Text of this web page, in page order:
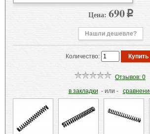
Цена: 690p
Нашли дешевле?
Количество:
Отзывов: 0
в закладки - или -